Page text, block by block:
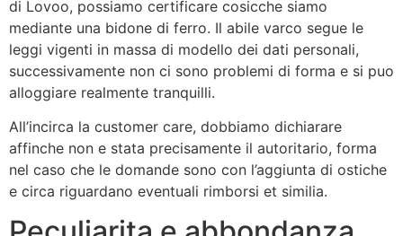
di Lovoo, possiamo certificare cosicche siamo
mediante una bidone di ferro. Il abile varco segue le
leggi vigenti in massa di modello dei dati personali,
successivamente non ci sono problemi di forma e si puo
alloggiare realmente tranquilli.
All’incirca la customer care, dobbiamo dichiarare
affinche non e stata precisamente il autoritario, forma
nel caso che le domande sono con l’aggiunta di ostiche
e circa riguardano eventuali rimborsi et similia.